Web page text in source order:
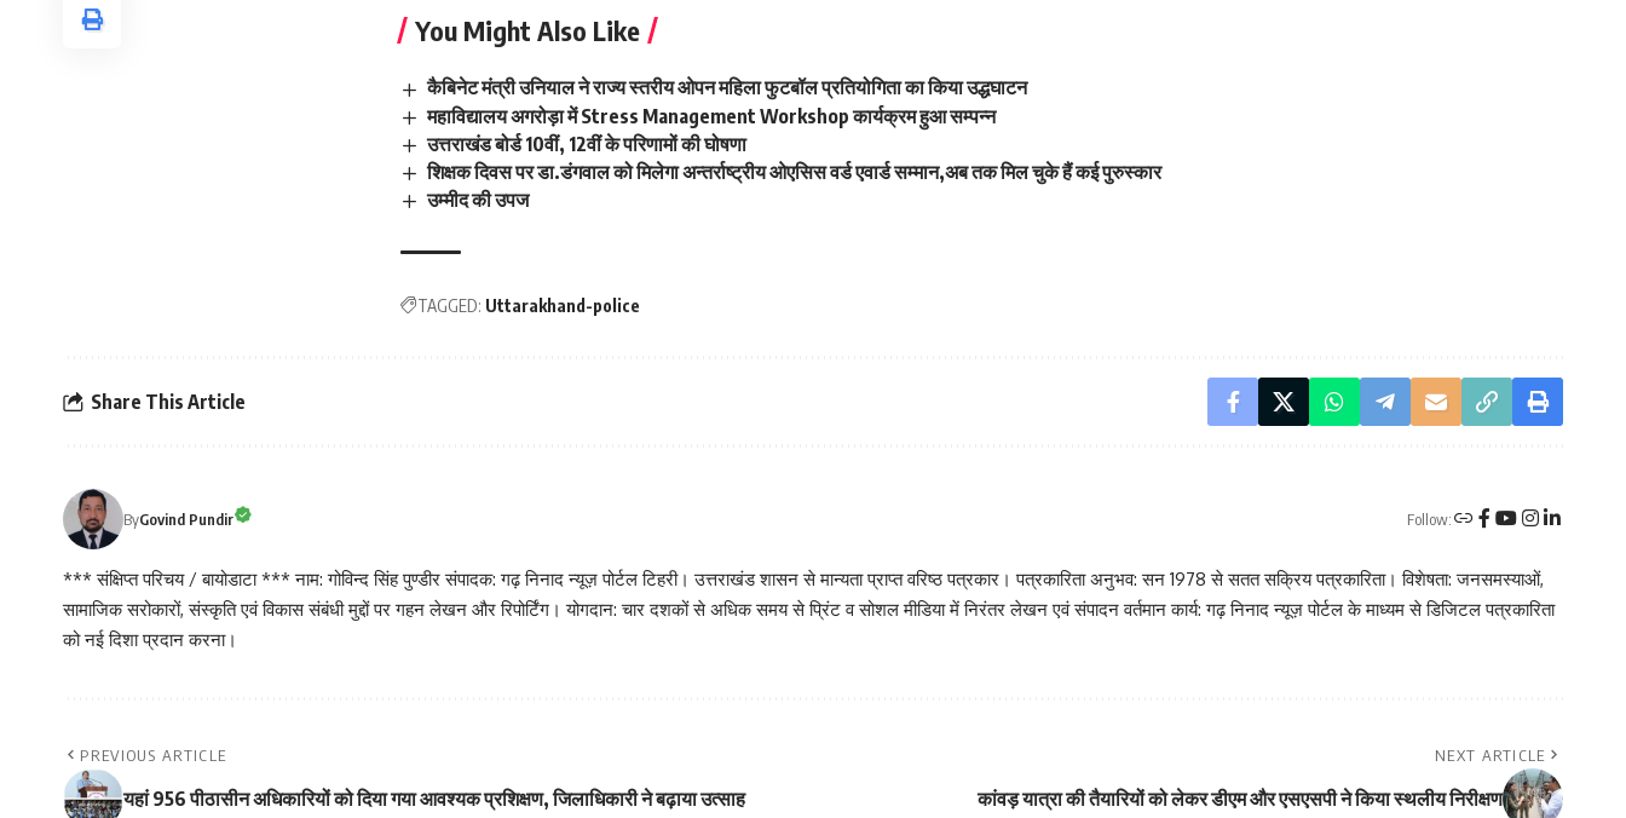
You Might Also Like
कैबिनेट मंत्री उनियाल ने राज्य स्तरीय ओपन महिला फुटबॉल प्रतियोगिता का किया उद्धघाटन
महाविद्यालय अगरोड़ा में Stress Management Workshop कार्यक्रम हुआ सम्पन्न
उत्तराखंड बोर्ड 10वीं, 12वीं के परिणामों की घोषणा
शिक्षक दिवस पर डा.डंगवाल को मिलेगा अन्तर्राष्ट्रीय ओएसिस वर्ड एवार्ड सम्मान,अब तक मिल चुके हैं कई पुरुस्कार
उम्मीद की उपज
TAGGED: Uttarakhand-police
Share This Article
ByGovind Pundir Follow:
*** संक्षिप्त परिचय / बायोडाटा *** नाम: गोविन्द सिंह पुण्डीर संपादक: गढ़ निनाद न्यूज़ पोर्टल टिहरी। उत्तराखंड शासन से मान्यता प्राप्त वरिष्ठ पत्रकार। पत्रकारिता अनुभव: सन 1978 से सतत सक्रिय पत्रकारिता। विशेषता: जनसमस्याओं,
सामाजिक सरोकारों, संस्कृति एवं विकास संबंधी मुद्दों पर गहन लेखन और रिपोर्टिंग। योगदान: चार दशकों से अधिक समय से प्रिंट व सोशल मीडिया में निरंतर लेखन एवं संपादन वर्तमान कार्य: गढ़ निनाद न्यूज़ पोर्टल के माध्यम से डिजिटल पत्रकारिता
को नई दिशा प्रदान करना।
PREVIOUS ARTICLE
यहां 956 पीठासीन अधिकारियों को दिया गया आवश्यक प्रशिक्षण, जिलाधिकारी ने बढ़ाया उत्साह
NEXT ARTICLE
कांवड़ यात्रा की तैयारियों को लेकर डीएम और एसएसपी ने किया स्थलीय निरीक्षण